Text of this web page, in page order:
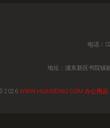
电话：
地址：浦东新区书院镇
2026 WWW.HUAWEIXIU.COM 办公用品